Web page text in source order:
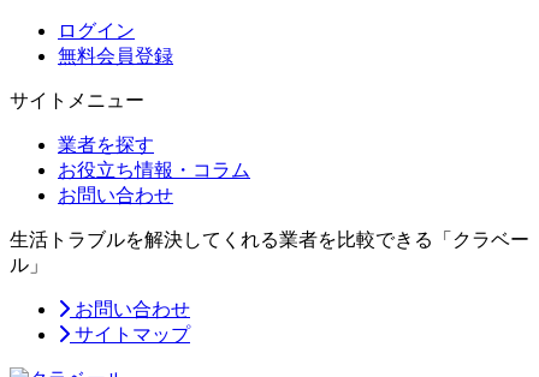
ログイン
無料会員登録
サイトメニュー
業者を探す
お役立ち情報・コラム
お問い合わせ
生活トラブルを解決してくれる業者を比較できる「クラベー
ル」
お問い合わせ
サイトマップ